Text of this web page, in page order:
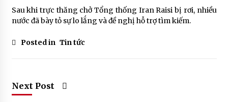
Sau khi trực thăng chở Tổng thống Iran Raisi bị rơi, nhiều
nước đã bày tỏ sự lo lắng và đề nghị hỗ trợ tìm kiếm.
Posted in Tin tức
Next Post